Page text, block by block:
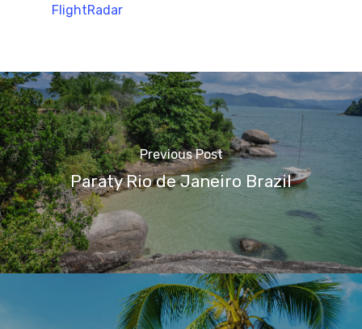
FlightRadar
Previous Post
Paraty Rio de Janeiro Brazil